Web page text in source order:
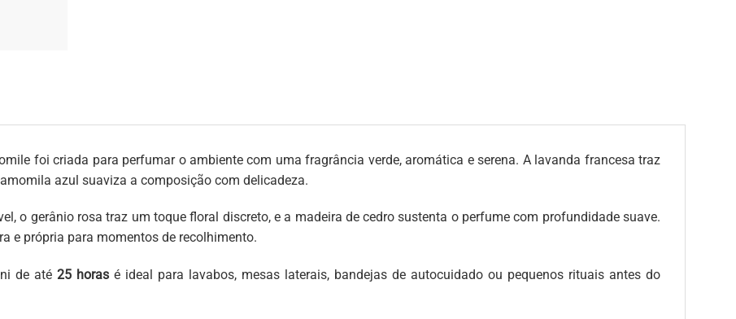
foi criada para perfumar o ambiente com uma fragrância verde, aromática e serena. A lavanda francesa traz
azul suaviza a composição com delicadeza.
o gerânio rosa traz um toque floral discreto, e a madeira de cedro sustenta o perfume com profundidade suave.
e própria para momentos de recolhimento.
de até 25 horas é ideal para lavabos, mesas laterais, bandejas de autocuidado ou pequenos rituais antes do